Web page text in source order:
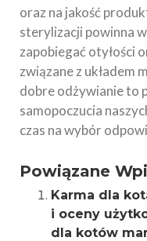
oraz na jakość
sterylizacji powinna
zapobiegać otyłości
związane z układem
dobre odżywianie to
samopoczucia
czas na wybór
Powiązane
Karma dla
i oceny
dla kotów